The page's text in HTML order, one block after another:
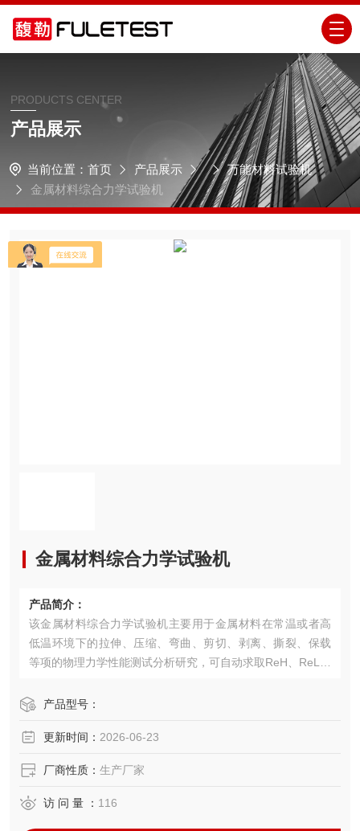
PRODUCTS CENTER
产品展示
当前位置： 首页 产品展示
万能材料试验机
金属材料综合力学试验机
金属材料综合力学试验机
产品简介：
该金属材料综合力学试验机主要用于金属材料在常温或者高
低温环境下的拉伸、压缩、弯曲、剪切、剥离、撕裂、保载
等项的物理力学性能测试分析研究，可自动求取ReH、ReL、
参数，并可根据GB、ISO、DIN、ASTM、JIS等国际标准进
产品型号：
更新时间： 2026-06-23
厂商性质： 生产厂家
访 问 量 ： 116